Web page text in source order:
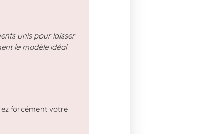
unis pour laisser
le modèle idéal
forcément votre